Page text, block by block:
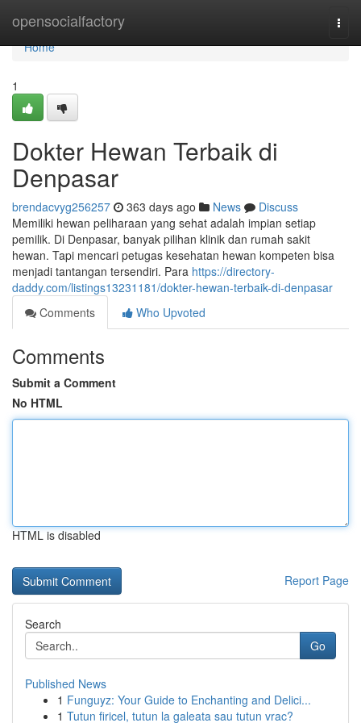
opensocialfactory
Home
Home
1
Dokter Hewan Terbaik di
Denpasar
brendacvyg256257 363 days ago News
Discuss
Memiliki hewan peliharaan yang sehat adalah impian setiap
pemilik. Di Denpasar, banyak pilihan klinik dan rumah sakit
hewan. Tapi mencari petugas kesehatan hewan kompeten bisa
menjadi tantangan tersendiri. Para https://directory-
daddy.com/listings13231181/dokter-hewan-terbaik-di-denpasar
Comments
Who Upvoted
Comments
Submit a Comment
No HTML
HTML is disabled
Report Page
Search
Go
Published News
1 Funguyz: Your Guide to Enchanting and Delici...
1 Tutun firicel, tutun la galeata sau tutun vrac?